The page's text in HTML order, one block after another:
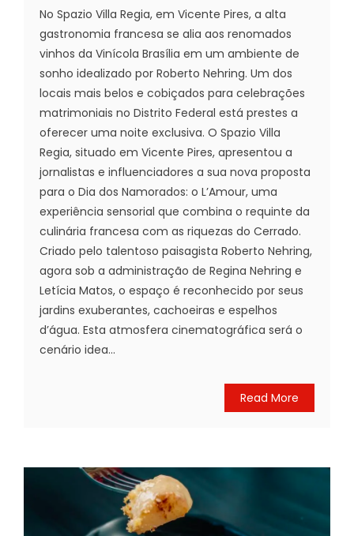
No Spazio Villa Regia, em Vicente Pires, a alta
gastronomia francesa se alia aos renomados
vinhos da Vinícola Brasília em um ambiente de
sonho idealizado por Roberto Nehring. Um dos
locais mais belos e cobiçados para celebrações
matrimoniais no Distrito Federal está prestes a
oferecer uma noite exclusiva. O Spazio Villa
Regia, situado em Vicente Pires, apresentou a
jornalistas e influenciadores a sua nova proposta
para o Dia dos Namorados: o L’Amour, uma
experiência sensorial que combina o requinte da
culinária francesa com as riquezas do Cerrado.
Criado pelo talentoso paisagista Roberto Nehring,
agora sob a administração de Regina Nehring e
Letícia Matos, o espaço é reconhecido por seus
jardins exuberantes, cachoeiras e espelhos
d’água. Esta atmosfera cinematográfica será o
cenário idea...
Read More